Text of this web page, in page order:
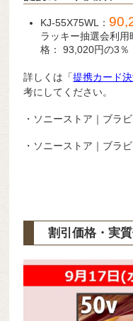
KJ-55X75WL：
ラッキー抽選会利
格： 93,020円の3％
詳しくは「提携カード
考にしてください。
・ソニーストア｜ブラ
・ソニーストア｜ブラ
割引価格・実